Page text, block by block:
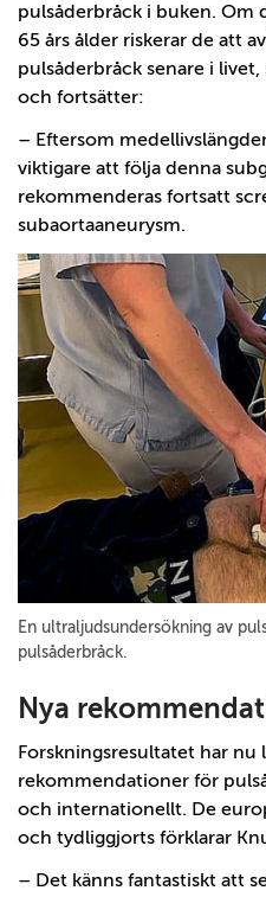
pulsåderbråck i buken. Om
65 års ålder riskerar de att
pulsåderbråck senare i
och fortsätter:
– Eftersom
viktigare att följa denna
rekommenderas fortsatt
subaortaaneurysm.
En ultraljudsundersökning av
pulsåderbråck.
Nya
Forskningsresultatet har
rekommendationer för
och internationellt. De
och tydliggjorts förklarar
– Det känns fantastiskt att